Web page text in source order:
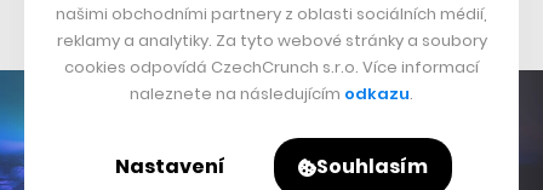
proměňuje tvář celého díla.
našimi obchodními partnery z oblasti sociálních médií,
reklamy a analytiky. Za tyto webové stránky a soubory
cookies odpovídá CzechCrunch s.r.o. Více informací
naleznete na následujícím odkazu.
Nastavení Souhlasím